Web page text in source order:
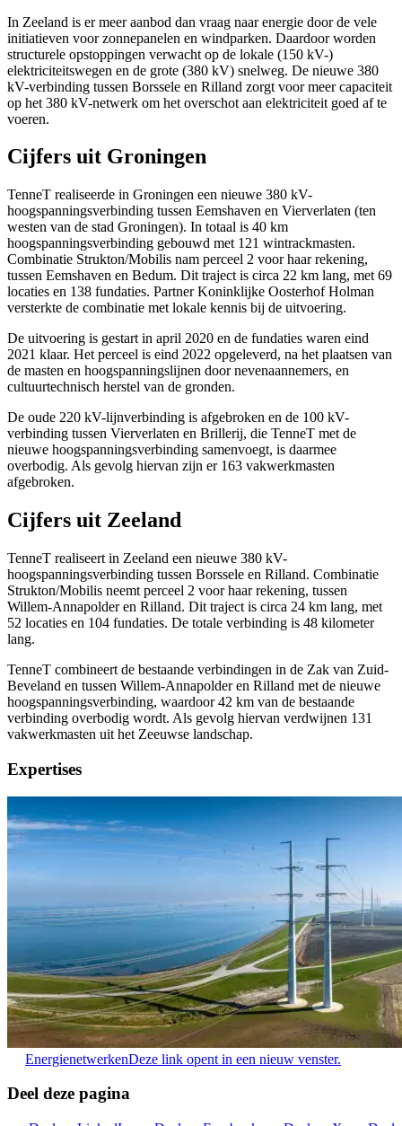
In Zeeland is er meer aanbod dan vraag naar energie door de vele
initiatieven voor zonnepanelen en windparken. Daardoor worden
structurele opstoppingen verwacht op de lokale (150 kV-)
elektriciteitswegen en de grote (380 kV) snelweg. De nieuwe 380
kV-verbinding tussen Borssele en Rilland zorgt voor meer capaciteit
op het 380 kV-netwerk om het overschot aan elektriciteit goed af te
voeren.
Cijfers uit Groningen
TenneT realiseerde in Groningen een nieuwe 380 kV-
hoogspanningsverbinding tussen Eemshaven en Vierverlaten (ten
westen van de stad Groningen). In totaal is 40 km
hoogspanningsverbinding gebouwd met 121 wintrackmasten.
Combinatie Strukton/Mobilis nam perceel 2 voor haar rekening,
tussen Eemshaven en Bedum. Dit traject is circa 22 km lang, met 69
locaties en 138 fundaties. Partner Koninklijke Oosterhof Holman
versterkte de combinatie met lokale kennis bij de uitvoering.
De uitvoering is gestart in april 2020 en de fundaties waren eind
2021 klaar. Het perceel is eind 2022 opgeleverd, na het plaatsen van
de masten en hoogspanningslijnen door nevenaannemers, en
cultuurtechnisch herstel van de gronden.
De oude 220 kV-lijnverbinding is afgebroken en de 100 kV-
verbinding tussen Vierverlaten en Brillerij, die TenneT met de
nieuwe hoogspanningsverbinding samenvoegt, is daarmee
overbodig. Als gevolg hiervan zijn er 163 vakwerkmasten
afgebroken.
Cijfers uit Zeeland
TenneT realiseert in Zeeland een nieuwe 380 kV-
hoogspanningsverbinding tussen Borssele en Rilland. Combinatie
Strukton/Mobilis neemt perceel 2 voor haar rekening, tussen
Willem-Annapolder en Rilland. Dit traject is circa 24 km lang, met
52 locaties en 104 fundaties. De totale verbinding is 48 kilometer
lang.
TenneT combineert de bestaande verbindingen in de Zak van Zuid-
Beveland en tussen Willem-Annapolder en Rilland met de nieuwe
hoogspanningsverbinding, waardoor 42 km van de bestaande
verbinding overbodig wordt. Als gevolg hiervan verdwijnen 131
vakwerkmasten uit het Zeeuwse landschap.
Expertises
EnergienetwerkenDeze link opent in een nieuw venster.
Deel deze pagina